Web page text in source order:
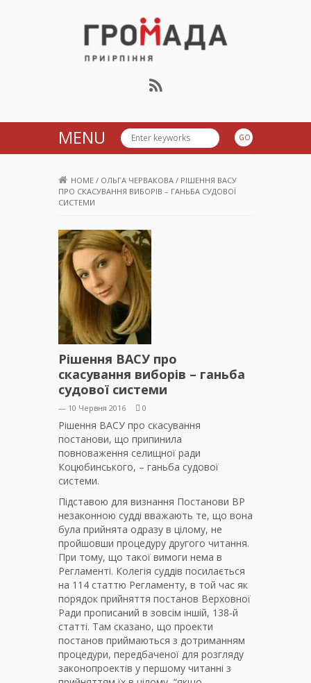
Громада Приірпіння
MENU
HOME / ОЛЬГА ЧЕРВАКОВА / РІШЕННЯ ВАСУ
ПРО СКАСУВАННЯ ВИБОРІВ – ГАНЬБА СУДОВОЇ
СИСТЕМИ
Рішення ВАСУ про
скасування виборів – ганьба
судової системи
— 10 Червня 2016 0
Рішення ВАСУ про скасування
постанови, що припинила
повноваження селищної ради
Коцюбинського, – ганьба судової
системи.
Підставою для визнання Постанови ВР
незаконною судді вважають те, що вона
була прийнята одразу в цілому, не
пройшовши процедуру другого читання.
При тому, що такої вимоги нема в
Регламенті. Колегія суддів посилається
на 114 статтю Регламенту, в той час як
порядок прийняття постанов Верховної
Ради прописаний в зовсім іншій, 138-й
статті. Там сказано, що проекти
постанов приймаються з дотриманням
процедури, передбаченої для розгляду
законопроектів у першому читанні з